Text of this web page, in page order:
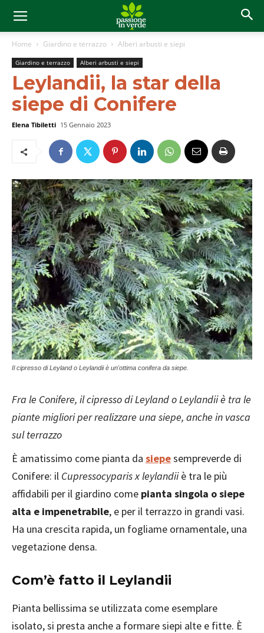
Home Giardino e terrazzo Alberi arbusti e siepi
Giardino e terrazzo Alberi arbusti e siepi
Leylandii, la star della
siepe di Conifere
Elena Tibiletti 15 Gennaio 2023
Il cipresso di Leyland o Leylandii è un'ottima conifera da siepe.
Fra le Conifere, il cipresso di Leyland o Leylandii è tra le
piante migliori per realizzare una siepe, anche in vasca
sul terrazzo
È amatissimo come pianta da siepesempreverde di
Conifere: il Cupressocyparis x leylandiiè tra le più
affidabili per il giardino come pianta singola o siepe
alta e impenetrabile, e per il terrazzo in grandi vasi.
Ha una crescita rapida, un fogliame ornamentale, una
vegetazione densa.
Com’è fatto il Leylandii
Pianta bellissima se utilizzata come esemplare
isolato, si presta anche a formare siepi alte e fitte. È